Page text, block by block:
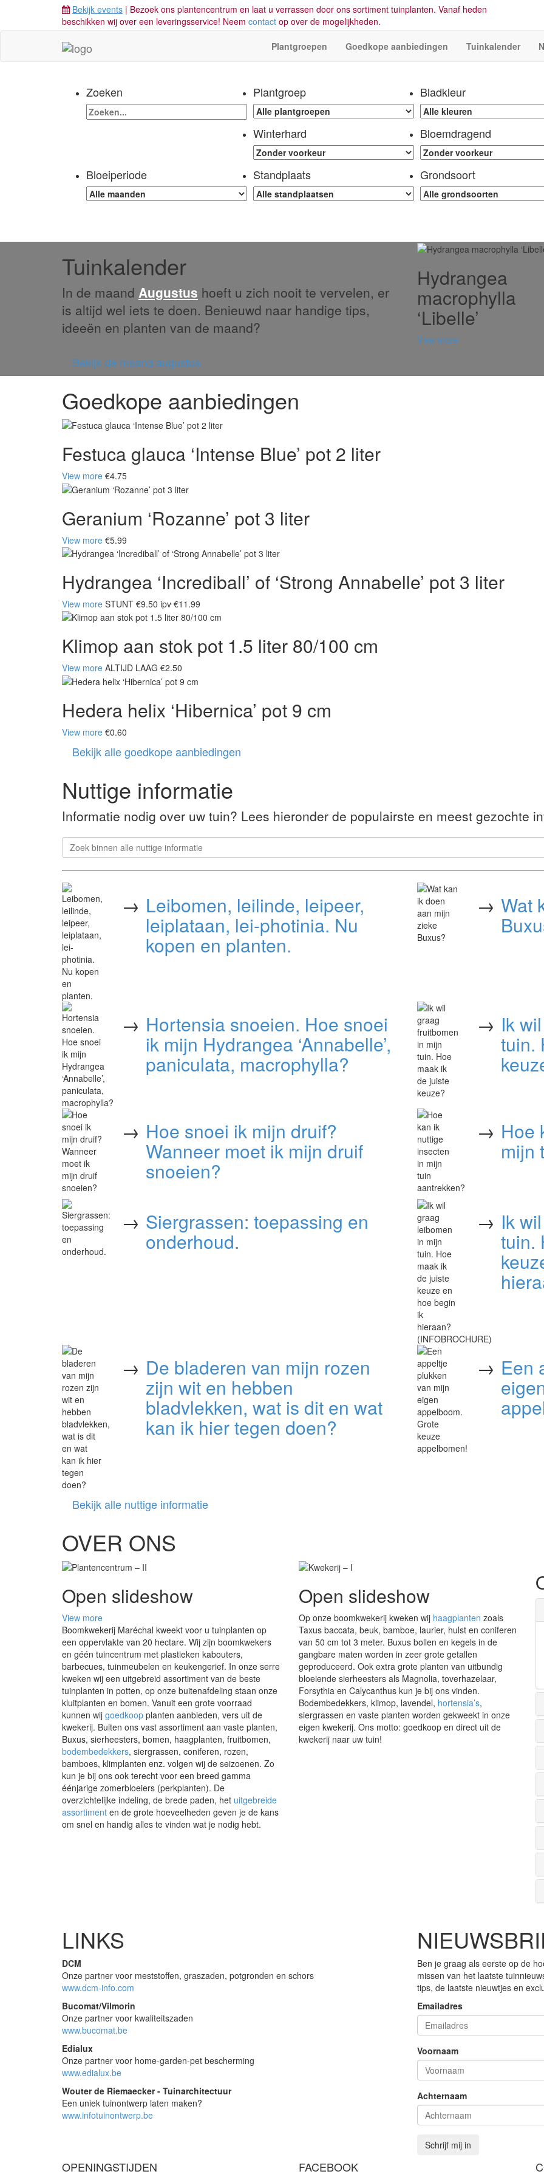
Bekijk events | Bezoek ons plantencentrum en laat u verrassen door ons sortiment tuinplanten. Vanaf heden
beschikken wij over een leveringsservice! Neem contact op over de mogelijkheden.
Plantgroepen Goedkope aanbiedingen Tuinkalender
Zoeken Plantgroep Bladkleur
Winterhard Bloemdragend
Bloeiperiode Standplaats Grondsoort
Tuinkalender
In de maand Augustus hoeft u zich nooit te vervelen, er
is altijd wel iets te doen. Benieuwd naar handige tips,
ideeën en planten van de maand?
Bekijk de maand augustus
Hydrangea
macrophylla
‘Libelle’
View more
Goedkope aanbiedingen
Festuca glauca ‘Intense Blue’ pot 2 liter
View more €4.75
Geranium ‘Rozanne’ pot 3 liter
View more €5.99
Hydrangea ‘Incrediball’ of ‘Strong Annabelle’ pot 3 liter
View more STUNT €9.50 ipv €11.99
Klimop aan stok pot 1.5 liter 80/100 cm
View more ALTIJD LAAG €2.50
Hedera helix ‘Hibernica’ pot 9 cm
View more €0.60
Bekijk alle goedkope aanbiedingen
Nuttige informatie
Informatie nodig over uw tuin? Lees hieronder de populairste en meest gezochte
→ Leibomen, leilinde, leipeer,
leiplataan, lei-photinia. Nu
kopen en planten.
→ Wat
→ Hortensia snoeien. Hoe snoei
ik mijn Hydrangea ‘Annabelle’,
paniculata, macrophylla?
→ Ik
tuin.
→ Hoe snoei ik mijn druif?
Wanneer moet ik mijn druif
snoeien?
→ Hoe
mijn
→ Siergrassen: toepassing en
onderhoud.
→ Ik
tuin.
→ De bladeren van mijn rozen
zijn wit en hebben
bladvlekken, wat is dit en wat
kan ik hier tegen doen?
→ Een
Bekijk alle nuttige informatie
OVER ONS
Open slideshow
View more
Boomkwekerij Maréchal kweekt voor u tuinplanten op
een oppervlakte van 20 hectare. Wij zijn boomkwekers
en géén tuincentrum met plastieken kabouters,
barbecues, tuinmeubelen en keukengerief. In onze serre
kweken wij een uitgebreid assortiment van de beste
tuinplanten in potten, op onze buitenafdeling staan onze
kluitplanten en bomen. Vanuit een grote voorraad
kunnen wij goedkoop planten aanbieden, vers uit de
kwekerij. Buiten ons vast assortiment aan vaste planten,
Buxus, sierheesters, bomen, haagplanten, fruitbomen,
bodembedekkers, siergrassen, coniferen, rozen,
bamboes, klimplanten enz. volgen wij de seizoenen. Zo
kun je bij ons ook terecht voor een breed gamma
éénjarige zomerbloeiers (perkplanten). De
overzichtelijke indeling, de brede paden, het uitgebreide
assortiment en de grote hoeveelheden geven je de kans
om snel en handig alles te vinden wat je nodig hebt.
Open slideshow
Op onze boomkwekerij kweken wij haagplanten zoals
Taxus baccata, beuk, bamboe, laurier, hulst en coniferen
van 50 cm tot 3 meter. Buxus bollen en kegels in de
gangbare maten worden in zeer grote getallen
geproduceerd. Ook extra grote planten van uitbundig
bloeiende sierheesters als Magnolia, toverhazelaar,
Forsythia en Calycanthus kun je bij ons vinden.
Bodembedekkers, klimop, lavendel, hortensia’s,
siergrassen en vaste planten worden gekweekt in onze
eigen kwekerij. Ons motto: goedkoop en direct uit de
kwekerij naar uw tuin!
LINKS
DCM
Onze partner voor meststoffen, graszaden, potgronden en schors
www.dcm-info.com
Bucomat/Vilmorin
Onze partner voor kwaliteitszaden
www.bucomat.be
Edialux
Onze partner voor home-garden-pet bescherming
www.edialux.be
Wouter de Riemaecker - Tuinarchitectuur
Een uniek tuinontwerp laten maken?
www.infotuinontwerp.be
Ben je graag als eerste op de
missen van het laatste
tips, de laatste nieuwtjes en
Emailadres
Voornaam
Achternaam
Schrijf mij in
OPENINGSTIJDEN FACEBOOK